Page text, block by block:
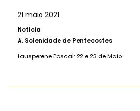
21 maio 2021
Notícia
A. Solenidade de Pentecostes
Lausperene Pascal: 22 e 23 de Maio.